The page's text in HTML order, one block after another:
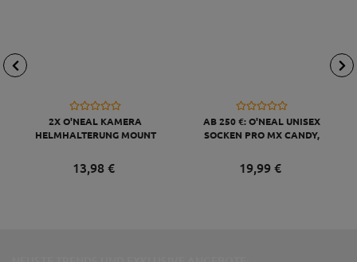
2X O'NEAL KAMERA
HELMHALTERUNG MOUNT
SCHWARZ
13,98 €
AB 250 €: O'NEAL UNISEX
SOCKEN PRO MX CANDY,
19,99 €